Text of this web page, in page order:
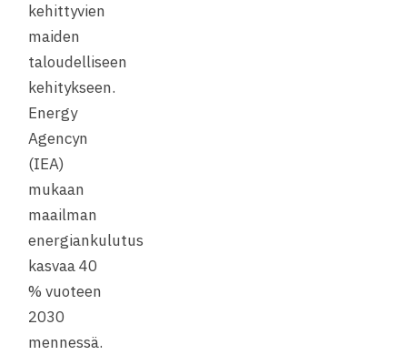
kehittyvien
maiden
taloudelliseen
kehitykseen.
Energy
Agencyn
(IEA)
mukaan
maailman
energiankulutus
kasvaa 40
% vuoteen
2030
mennessä.